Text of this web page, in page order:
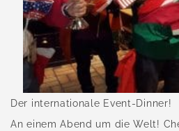
Der internationale Event-Dinner!
An einem Abend um die Welt!